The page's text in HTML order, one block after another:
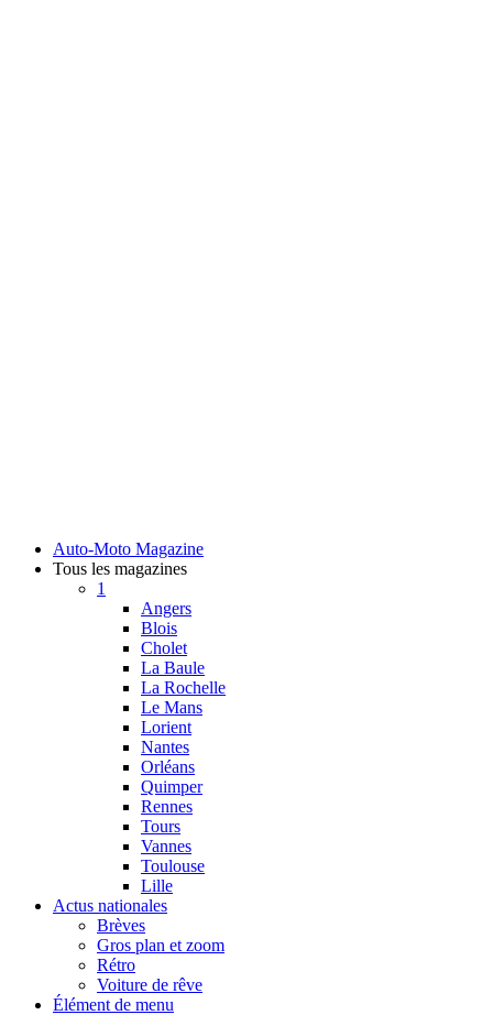
Auto-Moto Magazine
Tous les magazines
1
Angers
Blois
Cholet
La Baule
La Rochelle
Le Mans
Lorient
Nantes
Orléans
Quimper
Rennes
Tours
Vannes
Toulouse
Lille
Actus nationales
Brèves
Gros plan et zoom
Rétro
Voiture de rêve
Élément de menu